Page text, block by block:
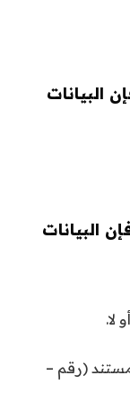
البيانات
البيانات
لا.
(رقم –